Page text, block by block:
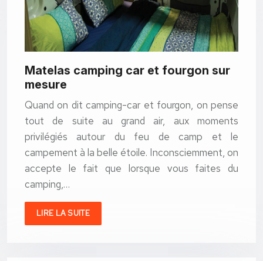
Matelas camping car et fourgon sur
mesure
Quand on dit camping-car et fourgon, on pense
tout de suite au grand air, aux moments
privilégiés autour du feu de camp et le
campement à la belle étoile. Inconsciemment, on
accepte le fait que lorsque vous faites du
camping,…
LIRE LA SUITE